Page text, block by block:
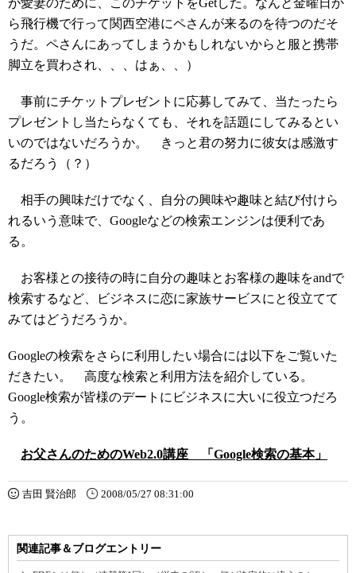
が愛妻のために、このチケットをGetした。なんと金曜日か
ら飛行機で行って関西空港にペさんが来るのを待つのだそ
うだ。ペさんにあってしまうかもしれないからと服と携帯
脚立を買わされ、、、はぁ、、）
事前にチケットプレゼントに応募してみて、当たったら
プレゼントし当たらなくても、それを話題にしてみるとい
いのではないだろうか。 きっと君の努力に彼女は感激す
るだろう（？）
相手の興味だけでなく、自分の興味や趣味と結び付けら
れるいう意味で、Googleなどの検索エンジンは便利であ
る。
お客様との接待の時に自分の趣味とお客様の趣味をandで
検索するなど、ビジネスに恋に家族サービスにと役立てて
みてはどうだろうか。
Googleの検索をさらに利用したい場合には以下をご覧いた
だきたい。 高度な検索と利用方法を紹介している。
Google検索が皆様のデートにビジネスに大いに役立つだろ
う。
お父さんのためのWeb2.0講座 「Google検索の基本」
吉田 賢治郎 2008/05/27 08:31:00
関連記事＆ブログエントリー